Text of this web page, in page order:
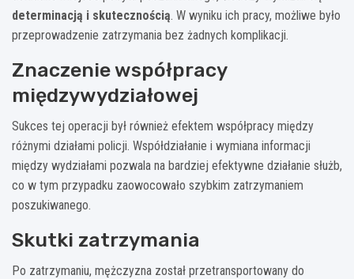
determinacją i skutecznością. W wyniku ich pracy, możliwe było
przeprowadzenie zatrzymania bez żadnych komplikacji.
Znaczenie współpracy
międzywydziałowej
Sukces tej operacji był również efektem współpracy między
różnymi działami policji. Współdziałanie i wymiana informacji
między wydziałami pozwala na bardziej efektywne działanie służb,
co w tym przypadku zaowocowało szybkim zatrzymaniem
poszukiwanego.
Skutki zatrzymania
Po zatrzymaniu, mężczyzna został przetransportowany do